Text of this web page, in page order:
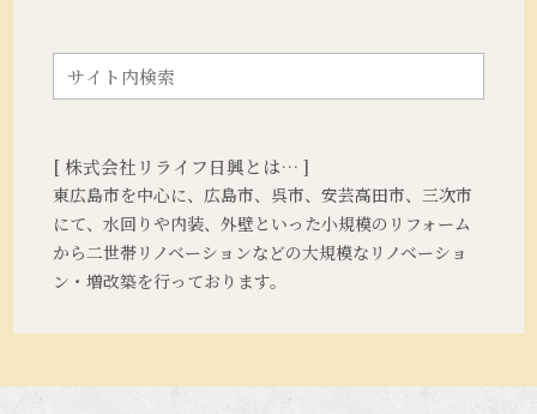
[ 株式会社リライフ日興とは… ]
東広島市を中心に、広島市、呉市、安芸高田市、三次市
にて、水回りや内装、外壁といった小規模のリフォーム
から二世帯リノベーションなどの大規模なリノベーショ
ン・増改築を行っております。